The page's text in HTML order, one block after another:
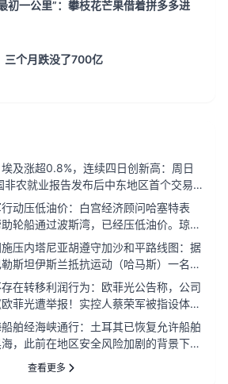
初一公里”：攀枝花芒果借着拼多多进
三个月跌没了700亿
及涨超0.8%，连续四日创新高：周日
非农就业报告发布后中东地区首个交易
所全...
动压低油价：白宫经济顾问哈塞特表
轮船通过波斯湾，已经压低油价。琼斯
跌的原...
压内塔尼亚胡遵守加沙和平路线图：据
斯坦伊斯兰抵抗运动（哈马斯）一名官
斯呼...
在转移利润行为：欧菲光公告称，公司
菲光遭举报！实控人蔡荣军被指设体外
司资产...
舶经海峡通行：土耳其已恢复允许船舶
，此前在地区安全风险加剧的背景下，
原因不...
查看更多